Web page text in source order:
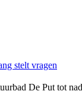
De Put tot